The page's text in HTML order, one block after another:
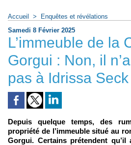
Accueil >
Enquêtes et révélations
Samedi 8 Février 2025
L’immeuble de la
Gorgui : Non, il
pas à Idrissa Seck
Depuis quelque temps, des
propriété de l’immeuble situé au
Gorgui. Certains prétendent qu’il